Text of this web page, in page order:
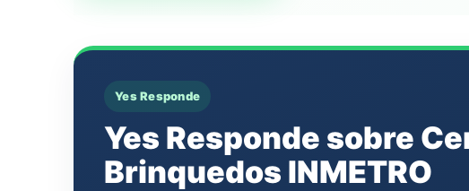
Yes Responde
Yes Responde sobre
Brinquedos INMETRO